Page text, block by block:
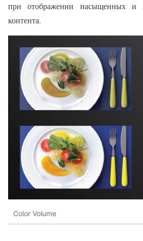
при отображении насыщенных и
контента.
Color Volume